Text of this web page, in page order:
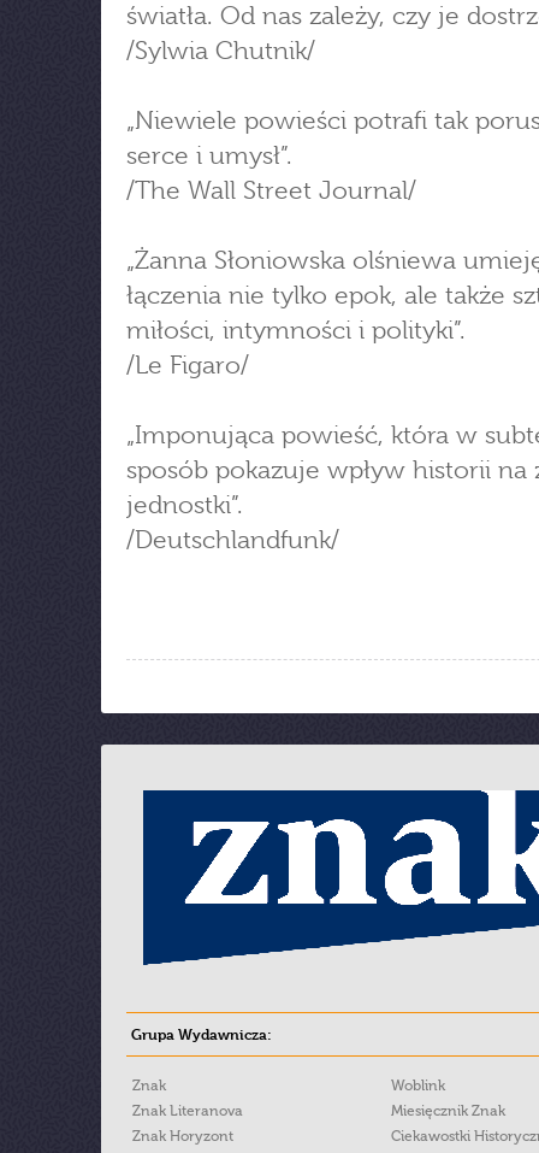
światła. Od nas zależy, czy je
/Sylwia Chutnik/
„Niewiele powieści potrafi tak
serce i umysł”.
/The Wall Street Journal/
„Żanna Słoniowska olśniewa
łączenia nie tylko epok, ale także
miłości, intymności i polityki”.
/Le Figaro/
„Imponująca powieść, która w
sposób pokazuje wpływ historii na
jednostki”.
/Deutschlandfunk/
Grupa Wydawnicza:
Znak
Znak Literanova
Znak Horyzont
Woblink
Miesięcznik Znak
Ciekawostki